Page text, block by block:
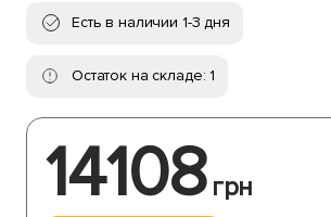
Есть в наличии 1-3 дня
Остаток на складе: 1
14108 грн